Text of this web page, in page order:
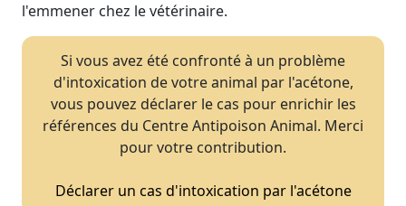
l'emmener chez le vétérinaire.
Si vous avez été confronté à un problème
d'intoxication de votre animal par l'acétone,
vous pouvez déclarer le cas pour enrichir les
références du Centre Antipoison Animal. Merci
pour votre contribution.
Déclarer un cas d'intoxication par l'acétone